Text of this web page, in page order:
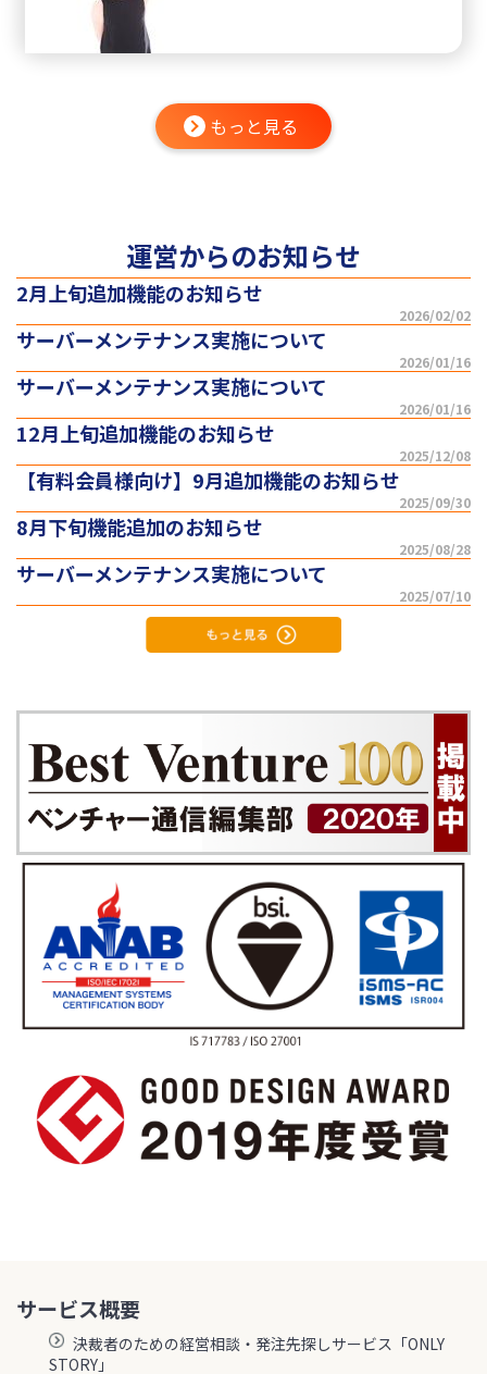
もっと見る
運営からのお知らせ
2月上旬追加機能のお知らせ
2026/02/02
サーバーメンテナンス実施について
2026/01/16
サーバーメンテナンス実施について
2026/01/16
12月上旬追加機能のお知らせ
2025/12/08
【有料会員様向け】9月追加機能のお知らせ
2025/09/30
8月下旬機能追加のお知らせ
2025/08/28
サーバーメンテナンス実施について
2025/07/10
サービス概要
決裁者のための経営相談・発注先探しサービス「ONLY
STORY」